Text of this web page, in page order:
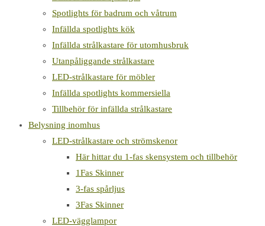
Spotlights för badrum och våtrum
Infällda spotlights kök
Infällda strålkastare för utomhusbruk
Utanpåliggande strålkastare
LED-strålkastare för möbler
Infällda spotlights kommersiella
Tillbehör för infällda strålkastare
Belysning inomhus
LED-strålkastare och strömskenor
Här hittar du 1-fas skensystem och tillbehör
1Fas Skinner
3-fas spårljus
3Fas Skinner
LED-vägglampor